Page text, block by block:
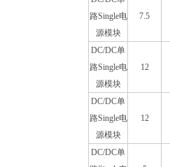
路Single电
源模块
7.5
DC/DC单
路Single电
源模块
12
DC/DC单
路Single电
源模块
12
DC/DC单